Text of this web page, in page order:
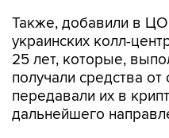
Также, добавили в
украинских колл-
25 лет, которые,
получали средства
передавали их в
дальнейшего